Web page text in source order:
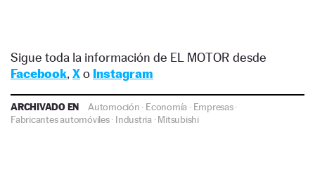
Sigue toda la información de EL MOTOR desde
Facebook, Xo Instagram
ARCHIVADO EN Automoción · Economía · Empresas·
Fabricantes automóviles· Industria·Mitsubishi